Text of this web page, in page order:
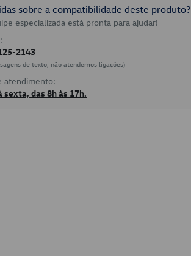
sobre a compatibilidade deste produto?
especializada está pronta para ajudar!
2143
de texto, não atendemos ligações)
atendimento:
sexta, das 8h às 17h.